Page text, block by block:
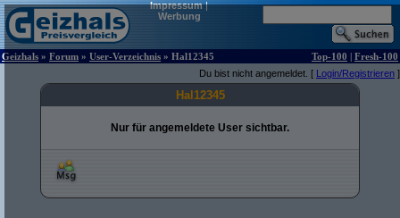
Impressum|
Werbung
Geizhals » Forum » User-Verzeichnis » Hal12345 Top-100 | Fresh-100
Du bist nicht angemeldet. [ Login/Registrieren ]
Hal12345
Nur für angemeldete User sichtbar.